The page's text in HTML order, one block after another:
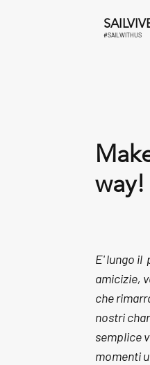
#SAILWITHUS
way!
E' lungo il
amicizie,
che
nostri
semplice
momenti